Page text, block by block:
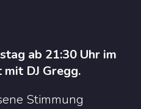
ab 21:30 Uhr im
DJ Gregg.
Stimmung